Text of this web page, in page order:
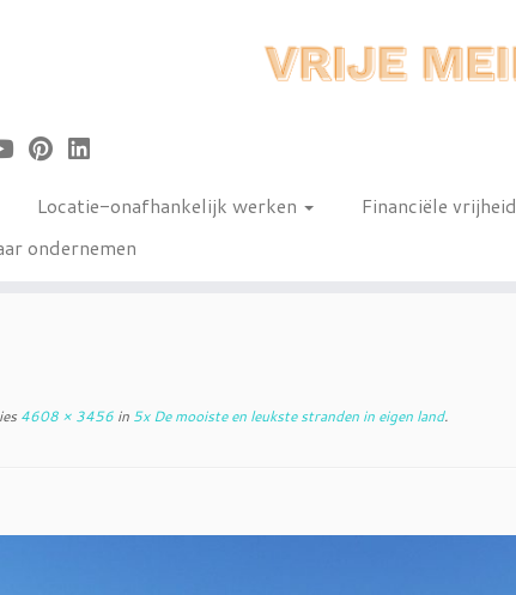
Locatie-onafhankelijk werken Financiële vrijheid
ondernemen
4608 × 3456 in 5x De mooiste en leukste stranden in eigen land.